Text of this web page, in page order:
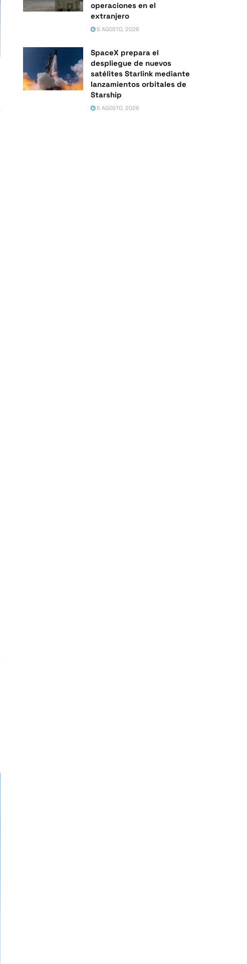
operaciones en el
extranjero
5 AGOSTO, 2026
SpaceX prepara el
despliegue de nuevos
satélites Starlink mediante
lanzamientos orbitales de
Starship
5 AGOSTO, 2026